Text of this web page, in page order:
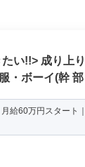
い!!> 成り上
・ボーイ(幹
月給60万円スタート